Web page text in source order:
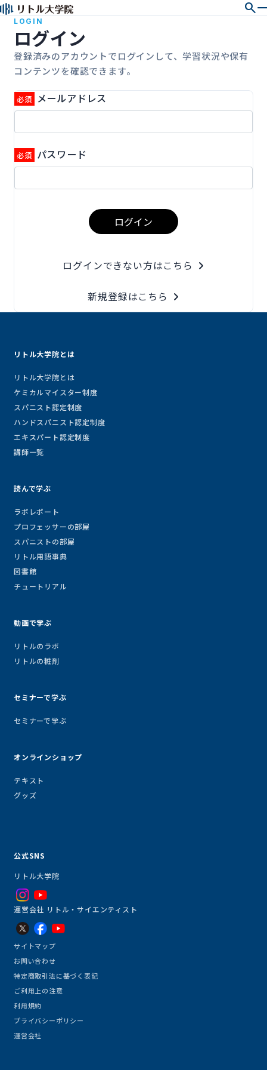
search
LOGIN
ログイン
登録済みのアカウントでログインして、学習状況や保有
コンテンツを確認できます。
メールアドレス
パスワード
ログイン
ログインできない方はこちら
新規登録はこちら
リトル大学院とは
リトル大学院とは
ケミカルマイスター制度
スパニスト認定制度
ハンドスパニスト認定制度
エキスパート認定制度
講師一覧
読んで学ぶ
ラボレポート
プロフェッサーの部屋
スパニストの部屋
リトル用語事典
図書館
チュートリアル
動画で学ぶ
リトルのラボ
リトルの粧剤
セミナーで学ぶ
セミナーで学ぶ
オンラインショップ
テキスト
グッズ
公式SNS
リトル大学院
運営会社 リトル・サイエンティスト
サイトマップ
お問い合わせ
特定商取引法に基づく表記
ご利用上の注意
利用規約
プライバシーポリシー
運営会社